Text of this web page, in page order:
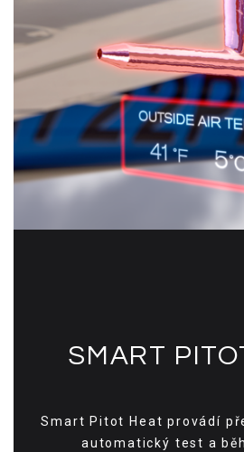
SMART
Smart Pitot Heat provádí
automatický test a